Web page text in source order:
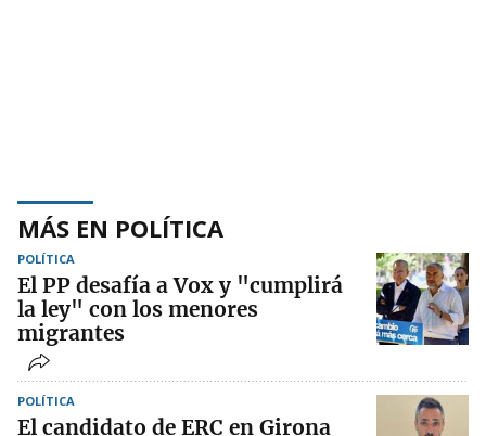
MÁS EN POLÍTICA
POLÍTICA
El PP desafía a Vox y "cumplirá
la ley" con los menores
migrantes
POLÍTICA
El candidato de ERC en Girona